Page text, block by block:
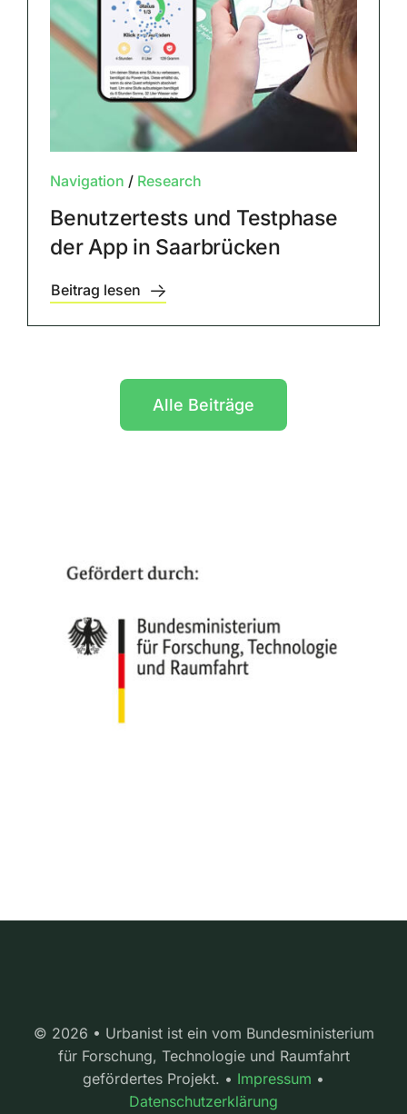
Navigation / Research
Benutzertests und Testphase
der App in Saarbrücken
Beitrag lesen
Alle Beiträge
© 2026 • Urbanist ist ein vom Bundesministerium
für Forschung, Technologie und Raumfahrt
gefördertes Projekt. • Impressum •
Datenschutzerklärung